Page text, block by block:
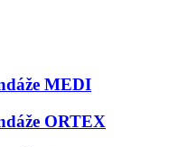
MEDI
ORTEX